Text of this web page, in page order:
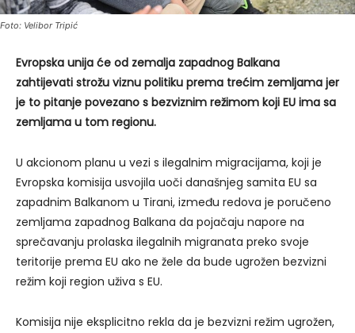
Foto: Velibor Tripić
Evropska unija će od zemalja zapadnog Balkana
zahtijevati strožu viznu politiku prema trećim zemljama jer
je to pitanje povezano s bezviznim režimom koji EU ima sa
zemljama u tom regionu.
U akcionom planu u vezi s ilegalnim migracijama, koji je
Evropska komisija usvojila uoči današnjeg samita EU sa
zapadnim Balkanom u Tirani, između redova je poručeno
zemljama zapadnog Balkana da pojačaju napore na
sprečavanju prolaska ilegalnih migranata preko svoje
teritorije prema EU ako ne žele da bude ugrožen bezvizni
režim koji region uživa s EU.
Komisija nije eksplicitno rekla da je bezvizni režim ugrožen,